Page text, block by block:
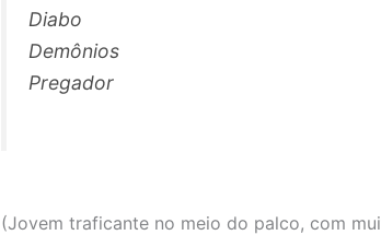
Diabo
Demônios
Pregador
(Jovem traficante no meio do palco, com